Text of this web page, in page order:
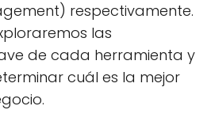
respectivamente.
las
de cada herramienta y
cuál es la mejor